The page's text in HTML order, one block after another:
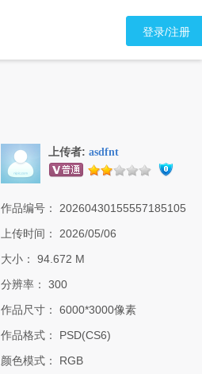
登录/注册
上传者: asdfnt
作品编号：
20260430155557185105
上传时间：
2026/05/06
大小：
94.672 M
分辨率：
300
作品尺寸：
6000*3000像素
作品格式：
PSD(CS6)
颜色模式：
RGB